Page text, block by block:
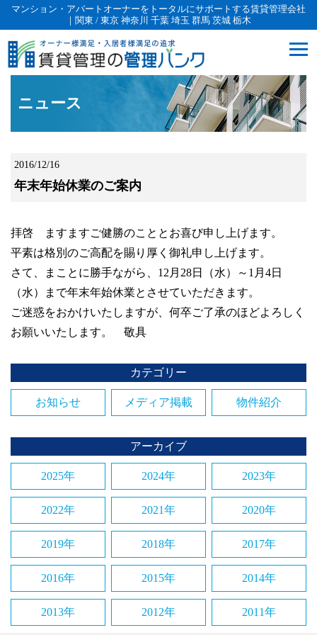
マンション・アパートオーナーをトータルにサポートする賃貸管理会社
｜関東 / 東京 神奈川 千葉 埼玉 群馬 茨城 栃木
ニュース
2016/12/16
年末年始休業のご案内
拝啓 ますますご健勝のこととお喜び申し上げます。
平素は格別のご高配を賜り厚く御礼申し上げます。
さて、まことに勝手ながら、12月28日（水）～1月4日
（水）まで年末年始休業とさせていただきます。
ご迷惑をおかけいたしますが、何卒ご了承のほどよろしく
お願いいたします。 敬具
カテゴリー
お知らせ メディア掲載 物件紹介
アーカイブ
2025年 2024年 2023年
2022年 2021年 2020年
2019年 2018年 2017年
2016年 2015年 2014年
2013年 2012年 2011年